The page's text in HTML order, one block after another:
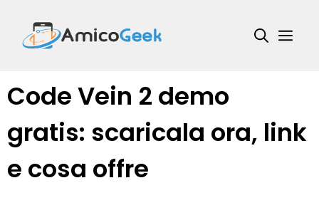
contenuto
Code Vein 2 demo
gratis: scaricala ora, link
e cosa offre